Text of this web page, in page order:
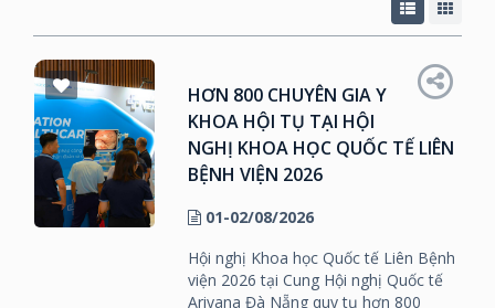
HƠN 800 CHUYÊN GIA Y
KHOA HỘI TỤ TẠI HỘI
NGHỊ KHOA HỌC QUỐC TẾ LIÊN
BỆNH VIỆN 2026
01-02/08/2026
Hội nghị Khoa học Quốc tế Liên Bệnh
viện 2026 tại Cung Hội nghị Quốc tế
Ariyana Đà Nẵng quy tụ hơn 800